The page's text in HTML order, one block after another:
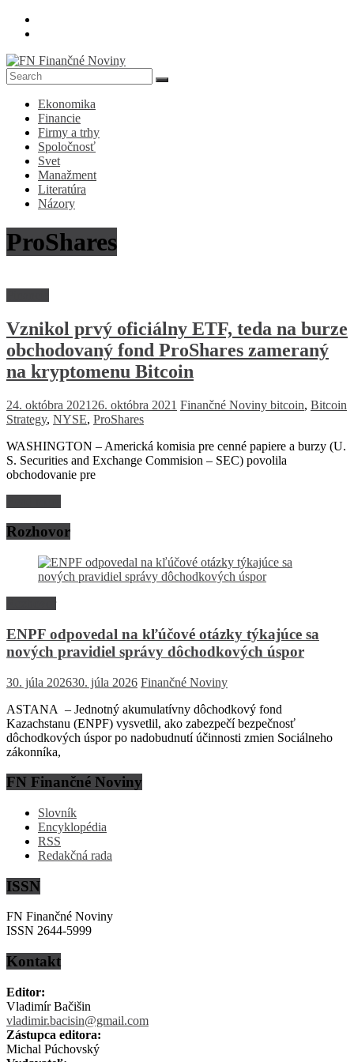
Skip
FN
Finančné
Noviny
Denník
ekonomike
spoločnosti
Ekonomika
Financie
Firmy a trhy
Spoločnosť
Svet
Manažment
Literatúra
Názory
ProShares
Vznikol prvý oficiálny ETF, teda na burze
obchodovaný fond ProShares zameraný
na kryptomenu Bitcoin
24. októbra 2021 26. októbra 2021 Finančné Noviny bitcoin, Bitcoin
Strategy, NYSE, ProShares
WASHINGTON – Americká komisia pre cenné papiere a burzy (U.
S. Securities and Exchange Commision – SEC) povolila
obchodovanie pre
Rozhovor
ENPF odpovedal na kľúčové otázky týkajúce sa
nových pravidiel správy dôchodkových úspor
30. júla 202630. júla 2026 Finančné Noviny
ASTANA – Jednotný akumulatívny dôchodkový fond
Kazachstanu (ENPF) vysvetlil, ako zabezpečí bezpečnosť
dôchodkových úspor po nadobudnutí účinnosti zmien Sociálneho
zákonníka,
FN Finančné Noviny
Slovník
Encyklopédia
RSS
Redakčná rada
ISSN
FN Finančné Noviny
ISSN 2644-5999
Kontakt
Editor:
Vladimír Bačišin
vladimir.bacisin@gmail.com
Zástupca editora:
Michal Púchovský